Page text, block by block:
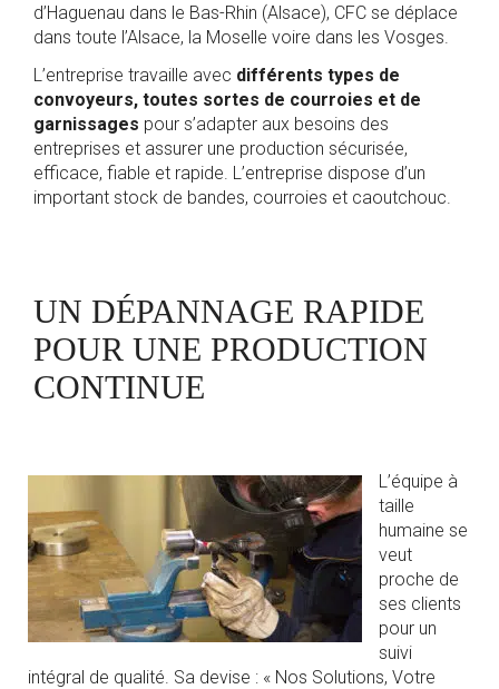
d’Haguenau dans le Bas-Rhin (Alsace), CFC se déplace
dans toute l’Alsace, la Moselle voire dans les Vosges.
L’entreprise travaille avec différents types de
convoyeurs, toutes sortes de courroies et de
garnissages pour s’adapter aux besoins des
entreprises et assurer une production sécurisée,
efficace, fiable et rapide. L’entreprise dispose d’un
important stock de bandes, courroies et caoutchouc.
UN DÉPANNAGE RAPIDE
POUR UNE PRODUCTION
CONTINUE
L’équipe à
taille
humaine se
veut
proche de
ses clients
pour un
suivi
intégral de qualité. Sa devise : « Nos Solutions, Votre